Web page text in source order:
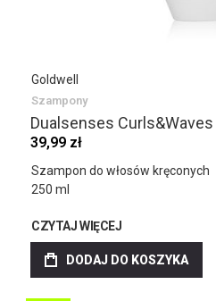
Goldwell
Szampony
Dualsenses Curls&Waves
39,99 zł
Szampon do włosów kręconych
250 ml
CZYTAJ WIĘCEJ
DODAJ DO KOSZYKA